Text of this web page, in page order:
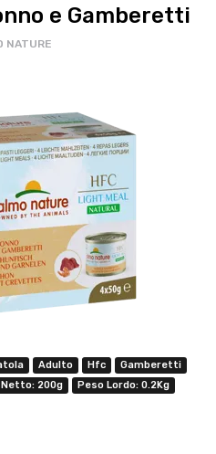
e Gamberetti
NATURE
Adulto Hfc
Gamberetti
200g Peso Lordo: 0.2Kg